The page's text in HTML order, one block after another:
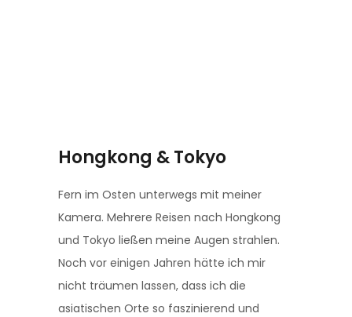
Hongkong & Tokyo
Fern im Osten unterwegs mit meiner
Kamera. Mehrere Reisen nach Hongkong
und Tokyo ließen meine Augen strahlen.
Noch vor einigen Jahren hätte ich mir
nicht träumen lassen, dass ich die
asiatischen Orte so faszinierend und